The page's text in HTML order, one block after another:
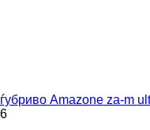
ѓубриво Amazone za-m
6